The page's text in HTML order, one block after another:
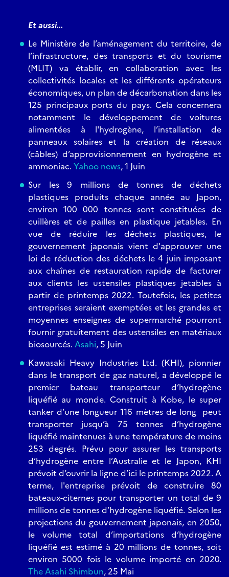
Et aussi...
Le Ministère de l’aménagement du territoire, de
l’infrastructure, des transports et du tourisme
(MLIT) va établir, en collaboration avec les
collectivités locales et les différents opérateurs
économiques, un plan de décarbonation dans les
125 principaux ports du pays. Cela concernera
notamment le développement de voitures
alimentées à l'hydrogène, l’installation de
panneaux solaires et la création de réseaux
(câbles) d’approvisionnement en hydrogène et
ammoniac. Yahoo news, 1 Juin
Sur les 9 millions de tonnes de déchets
plastiques produits chaque année au Japon,
environ 100 000 tonnes sont constituées de
cuillères et de pailles en plastique jetables. En
vue de réduire les déchets plastiques, le
gouvernement japonais vient d'approuver une
loi de réduction des déchets le 4 juin imposant
aux chaînes de restauration rapide de facturer
aux clients les ustensiles plastiques jetables à
partir de printemps 2022. Toutefois, les petites
entreprises seraient exemptées et les grandes et
moyennes enseignes de supermarché pourront
fournir gratuitement des ustensiles en matériaux
biosourcés. Asahi, 5 Juin
Kawasaki Heavy Industries Ltd. (KHI), pionnier
dans le transport de gaz naturel, a développé le
premier bateau transporteur d’hydrogène
liquéfié au monde. Construit à Kobe, le super
tanker d’une longueur 116 mètres de long peut
transporter jusqu’à 75 tonnes d’hydrogène
liquéfié maintenues à une température de moins
253 degrés. Prévu pour assurer les transports
d’hydrogène entre l’Australie et le Japon, KHI
prévoit d’ouvrir la ligne d’ici le printemps 2022. A
terme, l'entreprise prévoit de construire 80
bateaux-citernes pour transporter un total de 9
millions de tonnes d’hydrogène liquéfié. Selon les
projections du gouvernement japonais, en 2050,
le volume total d’importations d’hydrogène
liquéfié est estimé à 20 millions de tonnes, soit
environ 5000 fois le volume importé en 2020.
The Asahi Shimbun, 25 Mai